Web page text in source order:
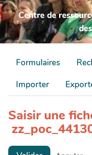
Centre de
Formulaires
Importer
Saisir une